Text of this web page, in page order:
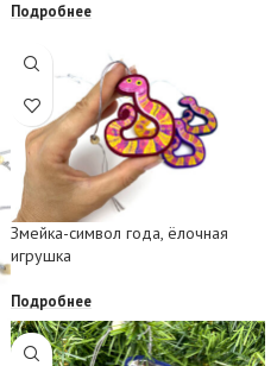
Подробнее
Змейка-символ года, ёлочная
игрушка
Подробнее